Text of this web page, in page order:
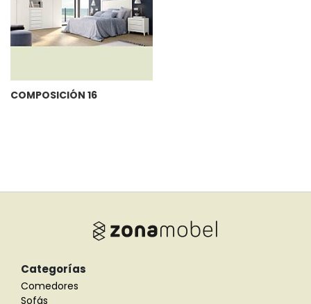
COMPOSICIÓN 16
Categorías
Comedores
Sofás